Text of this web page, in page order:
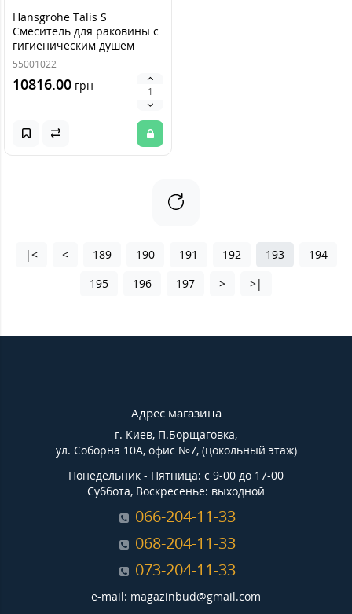
Hansgrohe Talis S
Смеситель для раковины с
гигиеническим душем
32120000
55001022
10816.00 грн
|< < 189 190 191 192 193
194
195
196 197 > >|
Адрес магазина
г. Киев, П.Борщаговка,
ул. Соборна 10А, офис №7, (цокольный этаж)
Понедельник - Пятница: с 9-00 до 17-00
Суббота, Воскресенье: выходной
066-204-11-33
068-204-11-33
073-204-11-33
e-mail: magazinbud@gmail.com